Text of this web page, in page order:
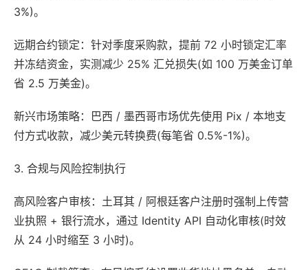
3%)。
远期合约锁定：针对季度采购款，提前 72 小时锁定汇率
并冻结资金，实测减少 25% 汇兑损失(如 100 万美金订单
省 2.5 万美金)。
新兴市场策略：巴西 / 墨西哥市场优先使用 Pix / 本地支
付方式收款，减少美元转换费(每笔省 0.5%-1%)。
3. 合规与风险控制执行
高风险客户审核：土耳其 / 阿根廷客户注册时强制上传营
业执照 + 银行流水，通过 Identity API 自动化审核(时效
从 24 小时缩至 3 小时)。